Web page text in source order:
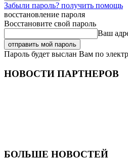
Забыли пароль? получить помощь
восстановление пароля
Восстановите свой пароль
Ваш
Пароль будет выслан Вам по
НОВОСТИ ПАРТНЕРОВ
БОЛЬШЕ НОВОСТЕЙ